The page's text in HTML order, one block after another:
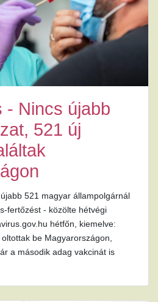
- Nincs újabb
521 új
521 magyar állampolgárnál
fertőzést - közölte hétvégi
hétfőn, kiemelve:
be Magyarországon,
a második adag vakcinát is